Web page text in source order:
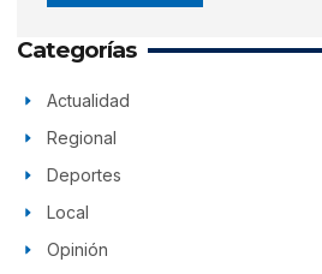
Categorías
Actualidad
Regional
Deportes
Local
Opinión